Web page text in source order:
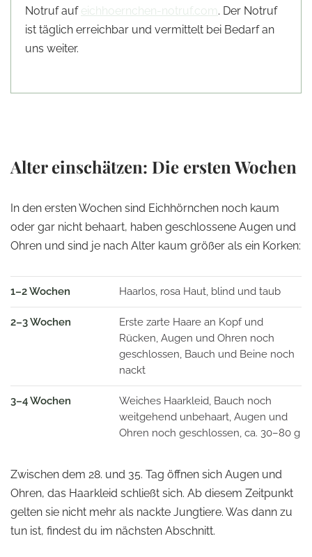
Notruf auf eichhoernchen-notruf.com. Der Notruf
ist täglich erreichbar und vermittelt bei Bedarf an
uns weiter.
Alter einschätzen: Die ersten Wochen
In den ersten Wochen sind Eichhörnchen noch kaum
oder gar nicht behaart, haben geschlossene Augen und
Ohren und sind je nach Alter kaum größer als ein Korken:
1–2 Wochen Haarlos, rosa Haut, blind und taub
2–3 Wochen
Erste zarte Haare an Kopf und
Rücken, Augen und Ohren noch
geschlossen, Bauch und Beine noch
nackt
3–4 Wochen
Weiches Haarkleid, Bauch noch
weitgehend unbehaart, Augen und
Ohren noch geschlossen, ca. 30–80 g
Zwischen dem 28. und 35. Tag öffnen sich Augen und
Ohren, das Haarkleid schließt sich. Ab diesem Zeitpunkt
gelten sie nicht mehr als nackte Jungtiere. Was dann zu
tun ist, findest du im nächsten Abschnitt.